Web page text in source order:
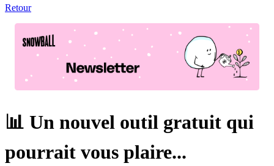
Retour
📊 Un nouvel outil gratuit qui
pourrait vous plaire...